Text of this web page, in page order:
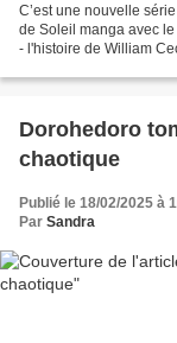
C’est une nouvelle
de Soleil manga avec
- l'histoire de William
Dorohedoro
chaotique
Publié le 18/02/2025 à
Par Sandra